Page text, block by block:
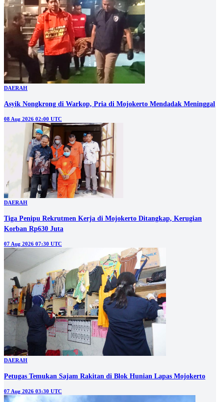
DAERAH
Asyik Nongkrong di Warkop, Pria di Mojokerto Mendadak Meninggal
08 Aug 2026 02:00 UTC
DAERAH
Tiga Penipu Rekrutmen Kerja di Mojokerto Ditangkap, Kerugian
Korban Rp630 Juta
07 Aug 2026 07:30 UTC
DAERAH
Petugas Temukan Sajam Rakitan di Blok Hunian Lapas Mojokerto
07 Aug 2026 03:30 UTC